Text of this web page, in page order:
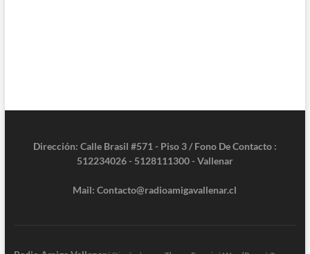
Dirección: Calle Brasil #571 - Piso 3 / Fono De Contacto :
512234026 - 5128111300 - Vallenar
Mail: Contacto@radioamigavallenar.cl